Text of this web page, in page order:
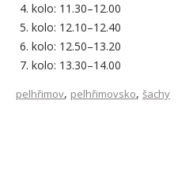
kolo: 11.30–12.00
kolo: 12.10–12.40
kolo: 12.50–13.20
kolo: 13.30–14.00
pelhřimov, pelhřimovsko, šachy